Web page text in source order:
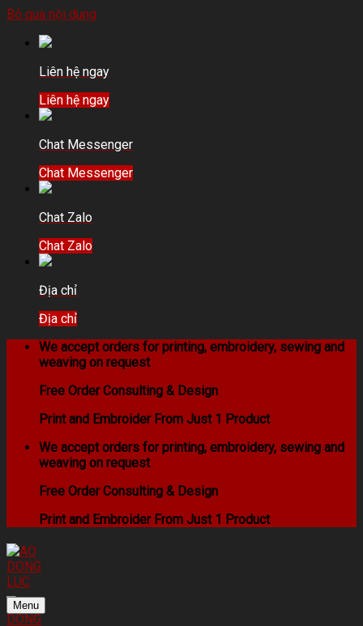
Bỏ qua nội dung
Liên hệ ngay
Liên hệ ngay
Chat Messenger
Chat Messenger
Chat Zalo
Chat Zalo
Địa chỉ
Địa chỉ
We accept orders for printing, embroidery, sewing and
weaving on request
Free Order Consulting & Design
Print and Embroider From Just 1 Product
We accept orders for printing, embroidery, sewing and
weaving on request
Free Order Consulting & Design
Print and Embroider From Just 1 Product
Menu